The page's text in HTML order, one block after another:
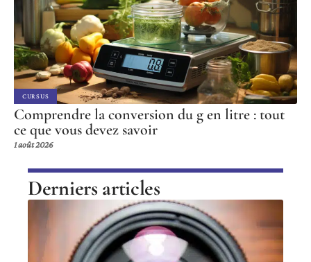
CURSUS
Comprendre la conversion du g en litre : tout
ce que vous devez savoir
1 août 2026
Derniers articles